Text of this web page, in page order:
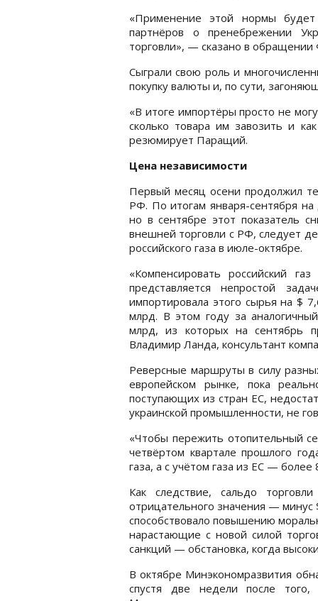
«Применение этой нормы
партнёров о пренебрежении
торговли», — сказано в обращении
Сыграли свою роль и
покупку валюты и, по сути,
«В итоге импортёры просто не
сколько товара им завозить и
резюмирует Паращий.
Цена независимости
Первый месяц осени продолжил
РФ. По итогам января-сентября
но в сентябре этот показатель
внешней торговли с РФ, следует
российского газа в июле-октябре.
«Компенсировать российский
представляется непростой
импортировала этого сырья на $
млрд. В этом году за
млрд, из которых на сентябрь
Владимир Ланда, консультант
Реверсные маршруты в силу
европейском рынке, пока
поступающих из стран ЕС,
украинской промышленности, не
«Чтобы пережить отопительный
четвёртом квартале прошлого
газа, а с учётом газа из ЕС —
Как следствие, сальдо
отрицательного значения —
способствовало повышению
нарастающие с новой силой
санкций — обстановка, когда
В октябре Минэкономразвития
спустя две недели после того,